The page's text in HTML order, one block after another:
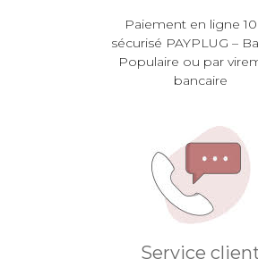
Paiement en ligne
sécurisé PAYPLUG –
Populaire ou par
bancaire
Service